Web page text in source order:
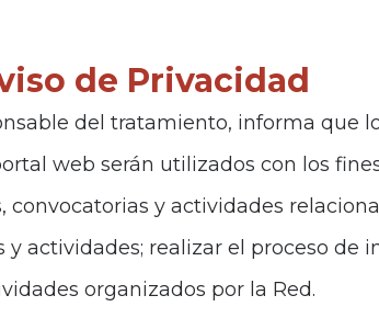
de Privacidad
del tratamiento, informa que
web serán utilizados con los
y actividades
actividades; realizar el proceso de
organizados por la Red.